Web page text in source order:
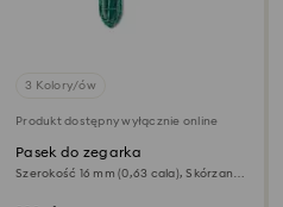
3 Kolory/ów
Produkt dostępny wyłącznie online
Pasek do zegarka
Szerokość 16 mm (0,63 cala), Skórzany z